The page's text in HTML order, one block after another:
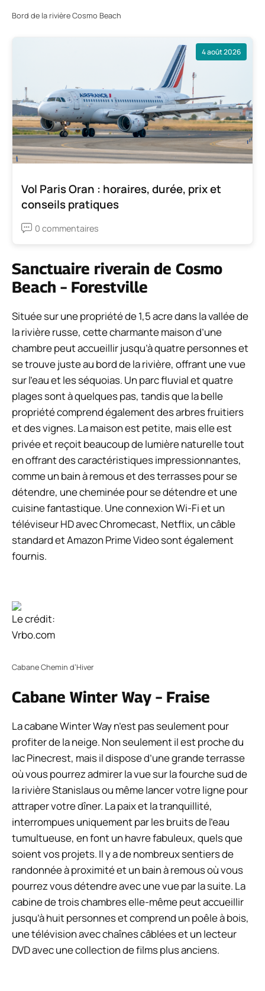
Bord de la rivière Cosmo Beach
4 août 2026
Vol Paris Oran : horaires, durée, prix et
conseils pratiques
0 commentaires
Sanctuaire riverain de Cosmo
Beach – Forestville
Située sur une propriété de 1,5 acre dans la vallée de
la rivière russe, cette charmante maison d’une
chambre peut accueillir jusqu’à quatre personnes et
se trouve juste au bord de la rivière, offrant une vue
sur l’eau et les séquoias. Un parc fluvial et quatre
plages sont à quelques pas, tandis que la belle
propriété comprend également des arbres fruitiers
et des vignes. La maison est petite, mais elle est
privée et reçoit beaucoup de lumière naturelle tout
en offrant des caractéristiques impressionnantes,
comme un bain à remous et des terrasses pour se
détendre, une cheminée pour se détendre et une
cuisine fantastique. Une connexion Wi-Fi et un
téléviseur HD avec Chromecast, Netflix, un câble
standard et Amazon Prime Video sont également
fournis.
Le crédit:
Vrbo.com
Cabane Chemin d’Hiver
Cabane Winter Way – Fraise
La cabane Winter Way n’est pas seulement pour
profiter de la neige. Non seulement il est proche du
lac Pinecrest, mais il dispose d’une grande terrasse
où vous pourrez admirer la vue sur la fourche sud de
la rivière Stanislaus ou même lancer votre ligne pour
attraper votre dîner. La paix et la tranquillité,
interrompues uniquement par les bruits de l’eau
tumultueuse, en font un havre fabuleux, quels que
soient vos projets. Il y a de nombreux sentiers de
randonnée à proximité et un bain à remous où vous
pourrez vous détendre avec une vue par la suite. La
cabine de trois chambres elle-même peut accueillir
jusqu’à huit personnes et comprend un poêle à bois,
une télévision avec chaînes câblées et un lecteur
DVD avec une collection de films plus anciens.